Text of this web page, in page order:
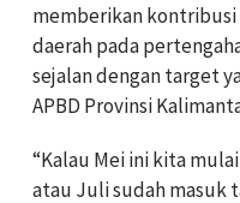
memberikan
daerah pada
sejalan dengan target
APBD Provinsi
‎“Kalau Mei ini kita
atau Juli sudah masuk